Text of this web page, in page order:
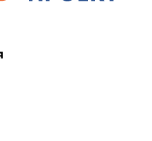
лицами и
ДОУ,
осуществляющих